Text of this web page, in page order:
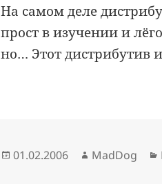
На самом деле
прост в изучении и
но… Этот дистрибутив
Опубликовано
01.02.2006 Автор
MadDog